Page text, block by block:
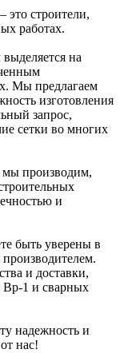
это строители,
работах.
на
Мы предлагаем
изготовления
запрос,
сетки во многих
мы производим,
и
быть уверены в
и доставки,
Вр-1 и сварных
надежность и
нас!